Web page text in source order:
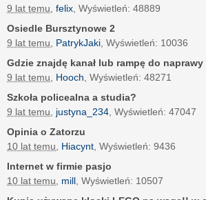
9 lat temu felix , Wyświetleń: 48889
Osiedle Bursztynowe 2
9 lat temu
PatrykJaki , Wyświetleń: 10036
Gdzie znajdę kanał lub rampę do
9 lat temu
Hooch , Wyświetleń: 48271
Szkoła policealna a studia?
9 lat temu
justyna_234 , Wyświetleń: 47047
Opinia o Zatorzu
10 lat temu
Hiacynt , Wyświetleń: 9436
Internet w firmie pasjo
10 lat temu
mill , Wyświetleń: 10507